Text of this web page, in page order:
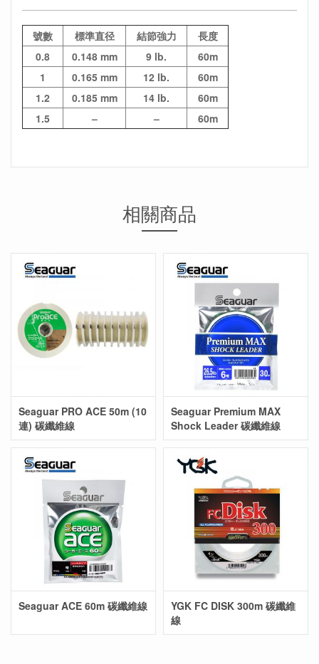
號數 標準直径 結節強力
長度
0.8
0.148 mm 9 lb.
60m
1
0.165 mm 12 lb.
60m
1.2
0.185 mm 14 lb.
60m
1.5
– – 60m
相關商品
Seaguar PRO ACE 50m (10
連) 碳纖維線
Seaguar Premium MAX
Shock Leader 碳纖維線
Seaguar ACE 60m 碳纖維線
YGK FC DISK 300m 碳纖維
線